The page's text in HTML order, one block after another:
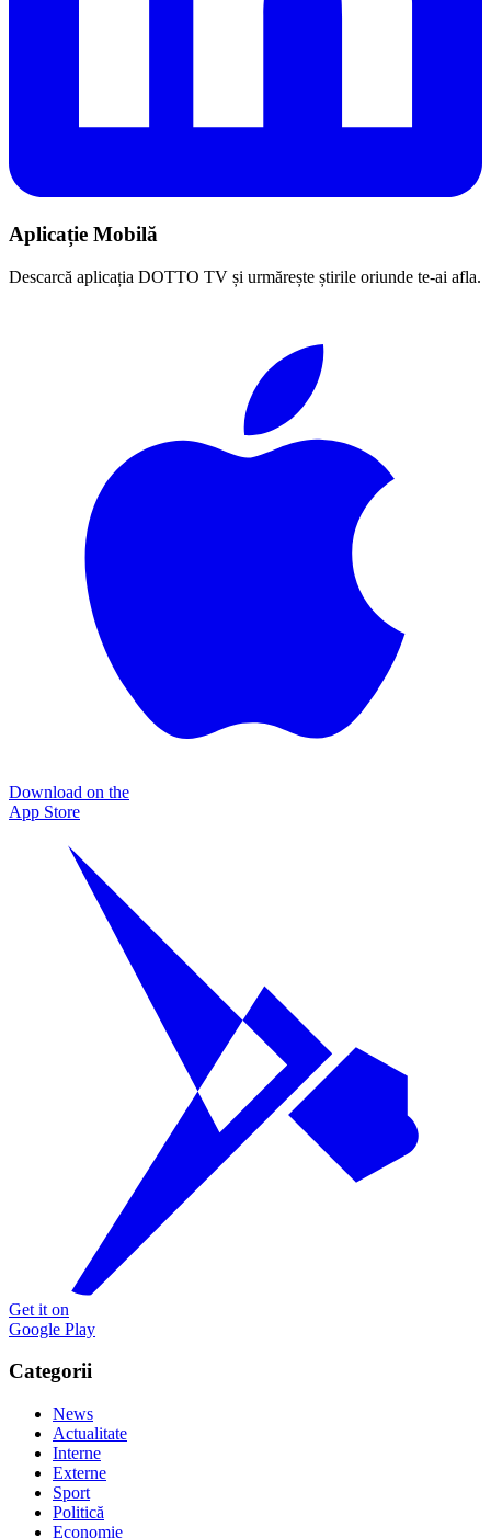
Aplicație Mobilă
Descarcă aplicația DOTTO TV și urmărește știrile oriunde te-ai afla.
Download on the
App Store
Get it on
Google Play
Categorii
News
Actualitate
Interne
Externe
Sport
Politică
Economie